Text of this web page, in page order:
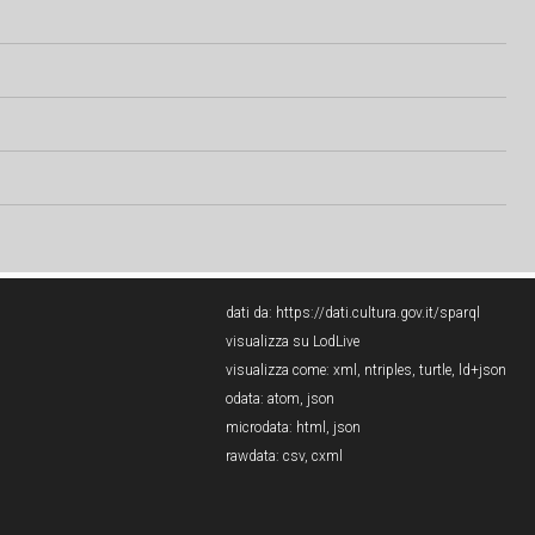
dati da: https://dati.cultura.gov.it/sparql
visualizza su LodLive
visualizza come: xml , ntriples, turtle, ld+json
odata: atom, json
microdata: html , json
rawdata: csv, cxml